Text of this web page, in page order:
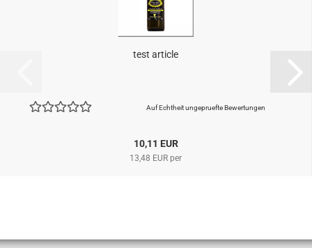
test article
Auf Echtheit ungepruefte Bewertungen
10,11 EUR
13,48 EUR per